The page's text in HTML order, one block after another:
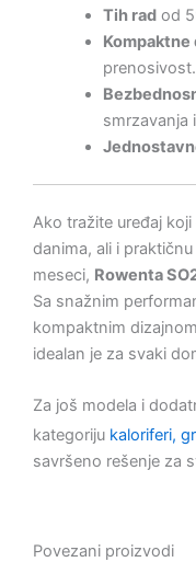
Tih radod
Kompaktne
prenosivost.
smrzavanja
Ako tražite uređaj
danima, ali i
meseci, Rowenta
Sa snažnim
kompaktnim
idealan je za svaki
Za još modela i
kategoriju kaloriferi,
savršeno rešenje za
Povezani proizvodi